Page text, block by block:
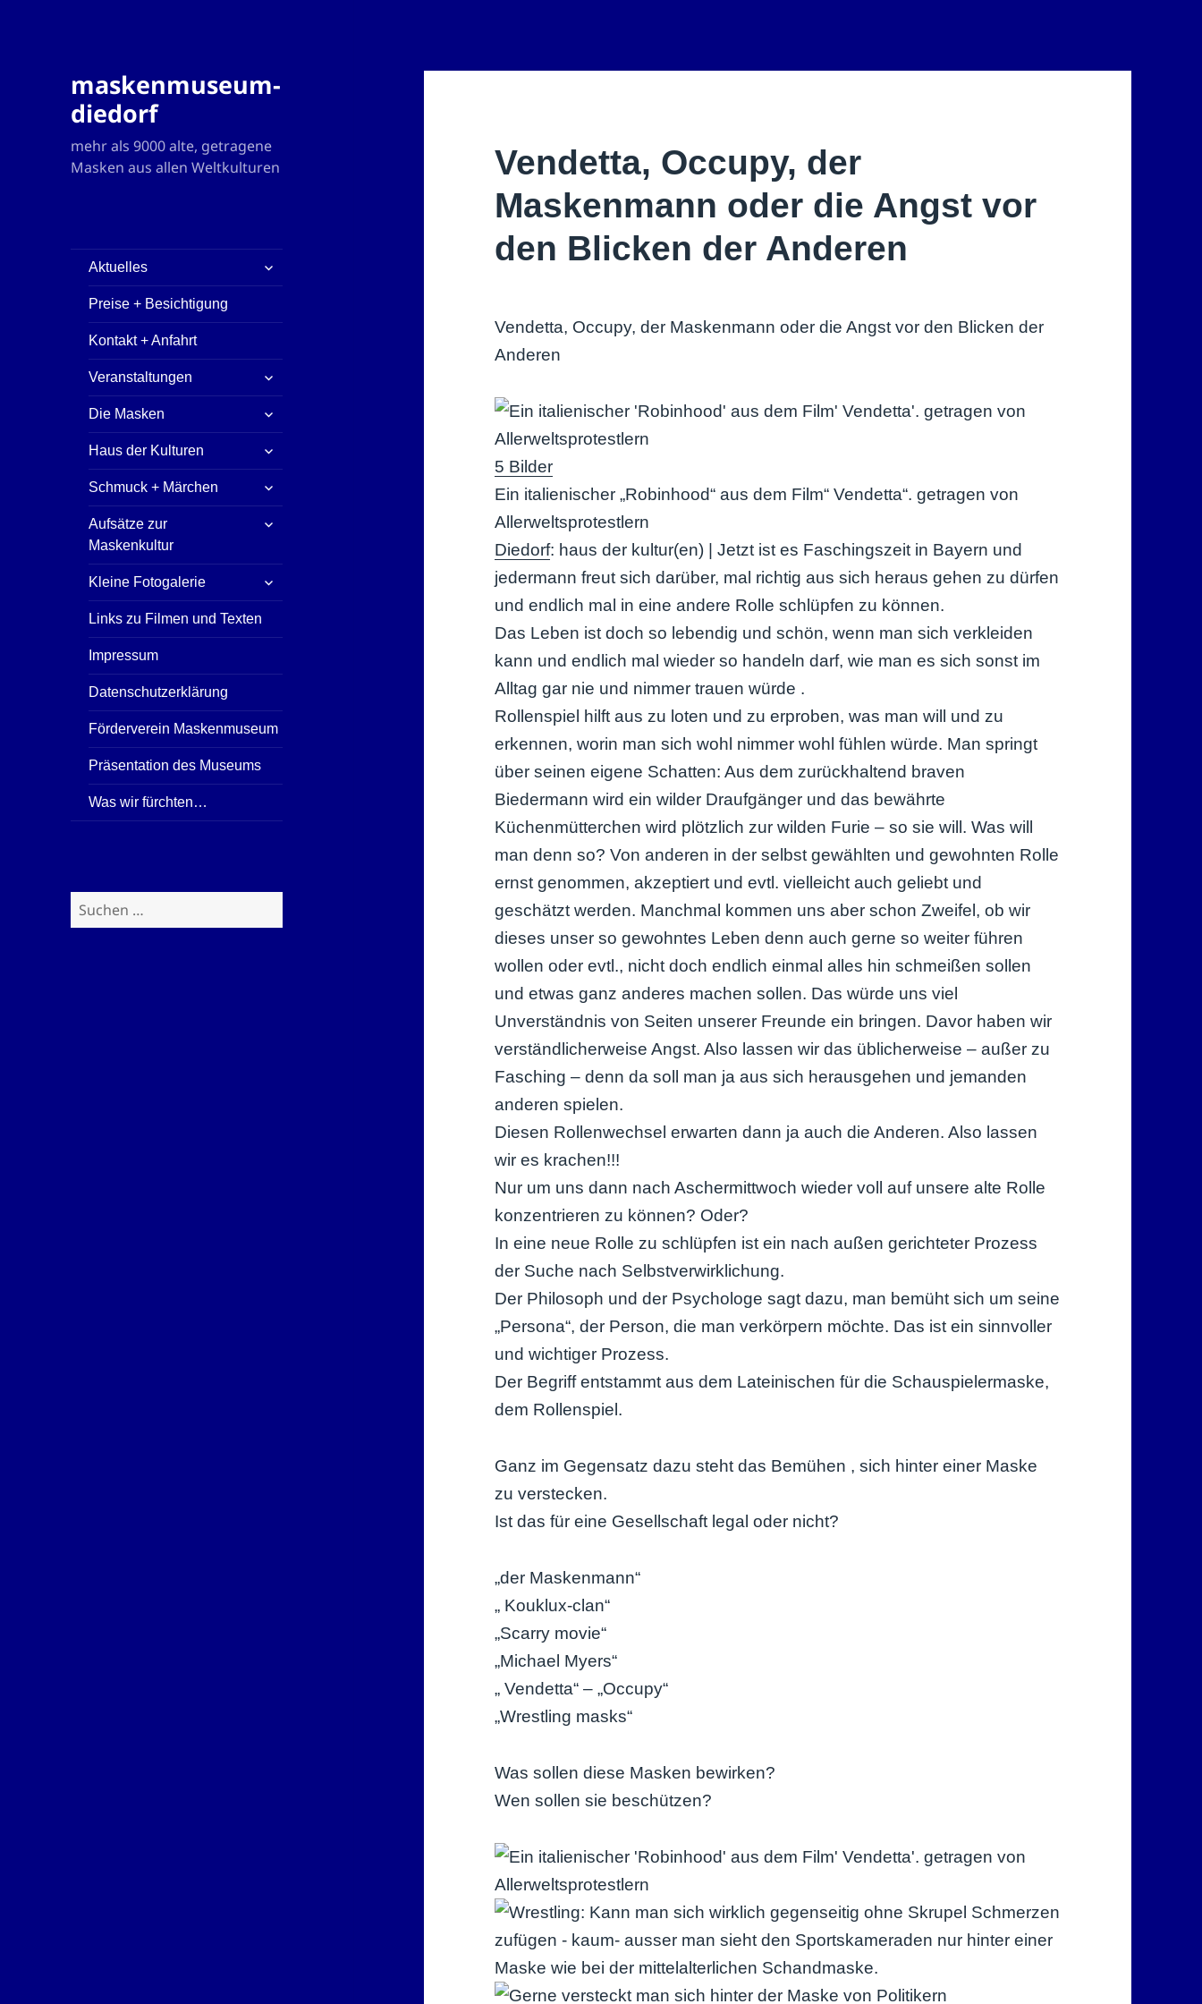
maskenmuseum-
diedorf
mehr als 9000 alte, getragene
Masken aus allen Weltkulturen
Aktuelles
untermenü
öffnen
Preise + Besichtigung
Kontakt + Anfahrt
Veranstaltungen
untermenü
öffnen
Die Masken
untermenü
öffnen
Haus der Kulturen
untermenü
öffnen
Schmuck + Märchen
untermenü
öffnen
Aufsätze zur
Maskenkultur
untermenü
Kleine Fotogalerie
untermenü
öffnen
Links zu Filmen und Texten
Impressum
Datenschutzerklärung
Förderverein Maskenmuseum
Präsentation des Museums
Was wir fürchten…
Suchen
Vendetta, Occupy, der
Maskenmann oder die Angst vor
den Blicken der Anderen
Vendetta, Occupy, der Maskenmann oder die Angst vor den Blicken der
Anderen
5 Bilder
Ein italienischer „Robinhood“ aus dem Film“ Vendetta“. getragen von
Allerweltsprotestlern
Diedorf: haus der kultur(en) | Jetzt ist es Faschingszeit in Bayern und
jedermann freut sich darüber, mal richtig aus sich heraus gehen zu dürfen
und endlich mal in eine andere Rolle schlüpfen zu können.
Das Leben ist doch so lebendig und schön, wenn man sich verkleiden
kann und endlich mal wieder so handeln darf, wie man es sich sonst im
Alltag gar nie und nimmer trauen würde .
Rollenspiel hilft aus zu loten und zu erproben, was man will und zu
erkennen, worin man sich wohl nimmer wohl fühlen würde. Man springt
über seinen eigene Schatten: Aus dem zurückhaltend braven
Biedermann wird ein wilder Draufgänger und das bewährte
Küchenmütterchen wird plötzlich zur wilden Furie – so sie will. Was will
man denn so? Von anderen in der selbst gewählten und gewohnten Rolle
ernst genommen, akzeptiert und evtl. vielleicht auch geliebt und
geschätzt werden. Manchmal kommen uns aber schon Zweifel, ob wir
dieses unser so gewohntes Leben denn auch gerne so weiter führen
wollen oder evtl., nicht doch endlich einmal alles hin schmeißen sollen
und etwas ganz anderes machen sollen. Das würde uns viel
Unverständnis von Seiten unserer Freunde ein bringen. Davor haben wir
verständlicherweise Angst. Also lassen wir das üblicherweise – außer zu
Fasching – denn da soll man ja aus sich herausgehen und jemanden
anderen spielen.
Diesen Rollenwechsel erwarten dann ja auch die Anderen. Also lassen
wir es krachen!!!
Nur um uns dann nach Aschermittwoch wieder voll auf unsere alte Rolle
konzentrieren zu können? Oder?
In eine neue Rolle zu schlüpfen ist ein nach außen gerichteter Prozess
der Suche nach Selbstverwirklichung.
Der Philosoph und der Psychologe sagt dazu, man bemüht sich um seine
„Persona“, der Person, die man verkörpern möchte. Das ist ein sinnvoller
und wichtiger Prozess.
Der Begriff entstammt aus dem Lateinischen für die Schauspielermaske,
dem Rollenspiel.
Ganz im Gegensatz dazu steht das Bemühen , sich hinter einer Maske
zu verstecken.
Ist das für eine Gesellschaft legal oder nicht?
„der Maskenmann“
„ Kouklux-clan“
„Scarry movie“
„Michael Myers“
„ Vendetta“ – „Occupy“
„Wrestling masks“
Was sollen diese Masken bewirken?
Wen sollen sie beschützen?